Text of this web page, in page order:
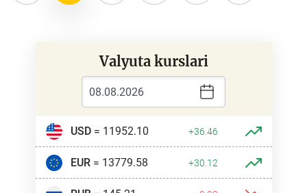
Valyuta kurslari
USD= 11952.10 +36.46
EUR= 13779.58 +30.12